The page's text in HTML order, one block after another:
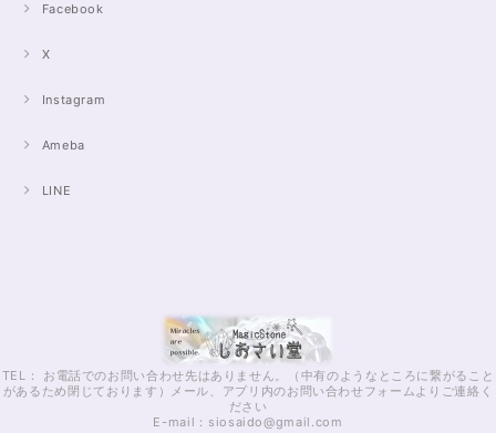
Facebook
X
Instagram
Ameba
LINE
TEL： お電話でのお問い合わせ先はありません。（中有のようなところに繋がること
があるため閉じております）メール、アプリ内のお問い合わせフォームよりご連絡く
ださい
E-mail： siosaido@gmail.com